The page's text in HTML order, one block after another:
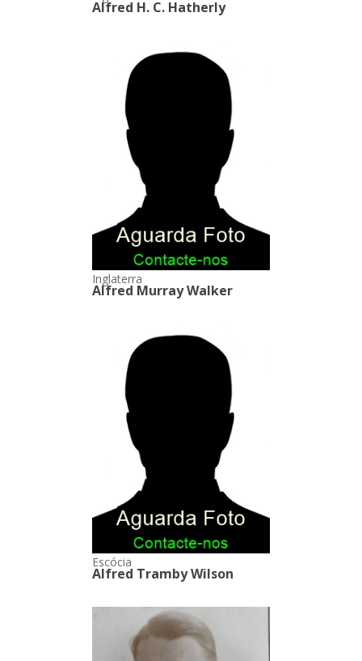
Alfred H. C. Hatherly
Inglaterra
Alfred Murray Walker
Escócia
Alfred Tramby Wilson